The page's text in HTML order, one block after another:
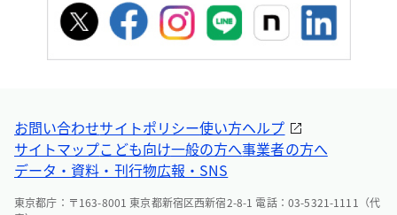
お問い合わせサイトポリシー使い方ヘルプ
サイトマップこども向け一般の方へ事業者の方へ
データ・資料・刊行物広報・SNS
東京都庁：〒163-8001 東京都新宿区西新宿2-8-1 電話：03-5321-1111（代